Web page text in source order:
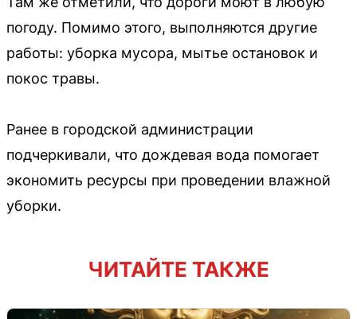
погоду. Помимо этого, выполняются другие
работы: уборка мусора, мытье остановок и
покос травы.
Ранее в городской администрации
подчеркивали, что дождевая вода помогает
экономить ресурсы при проведении влажной
уборки.
ЧИТАЙТЕ ТАКЖЕ